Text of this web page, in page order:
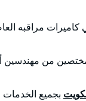
كاميرات مراقبه
من مهندسين
بجميع الخدمات